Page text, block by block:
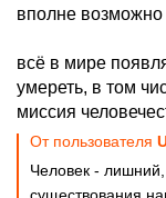
вполне возможно
всё в мире
умереть, в том
миссия
От пользователя
Человек - лишний,